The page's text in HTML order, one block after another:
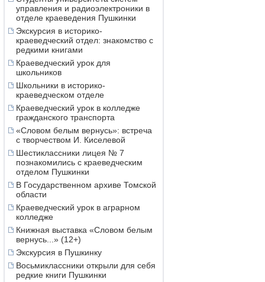
управления и радиоэлектроники в
отделе краеведения Пушкинки
Экскурсия в историко-
краеведческий отдел: знакомство с
редкими книгами
Краеведческий урок для
школьников
Школьники в историко-
краеведческом отделе
Краеведческий урок в колледже
гражданского транспорта
«Словом белым вернусь»: встреча
с творчеством И. Киселевой
Шестиклассники лицея № 7
познакомились с краеведческим
отделом Пушкинки
В Государственном архиве Томской
области
Краеведческий урок в аграрном
колледже
Книжная выставка «Словом белым
вернусь...» (12+)
Экскурсия в Пушкинку
Восьмиклассники открыли для себя
редкие книги Пушкинки